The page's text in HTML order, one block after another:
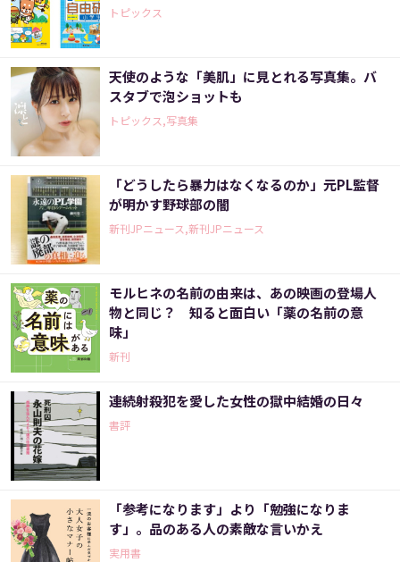
トピックス
天使のような「美肌」に見とれる写真集。バ
スタブで泡ショットも
トピックス,写真集
「どうしたら暴力はなくなるのか」元PL監督
が明かす野球部の闇
新刊JPニュース,新刊JPニュース
モルヒネの名前の由来は、あの映画の登場人
物と同じ？ 知ると面白い「薬の名前の意
味」
新刊
連続射殺犯を愛した女性の獄中結婚の日々
書評
「参考になります」より「勉強になりま
す」。品のある人の素敵な言いかえ
実用書